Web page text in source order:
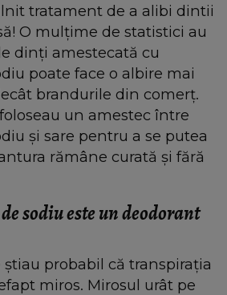
tratament de a alibi dintii
O mulțime de statistici au
dinți amestecată cu
poate face o albire mai
brandurile din comerț.
un amestec între
și sare pentru a se putea
rămâne curată și fără
sodiu este un deodorant
probabil că transpirația
miros. Mirosul urât pe